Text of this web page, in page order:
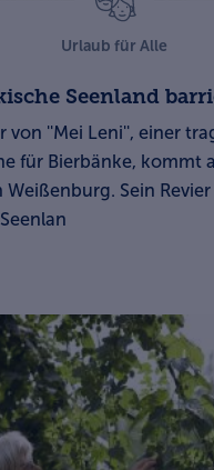
Urlaub für Alle
Seenland
von ''Mei Leni'', einer
für Bierbänke, kommt
Sein Revier